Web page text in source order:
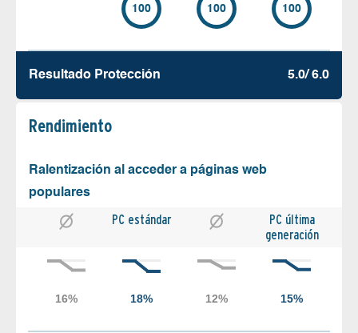
100 100 100
Resultado Protección 5.0/ 6.0
Rendimiento
Ralentización al acceder a páginas web
populares
PC estándar
PC última
generación